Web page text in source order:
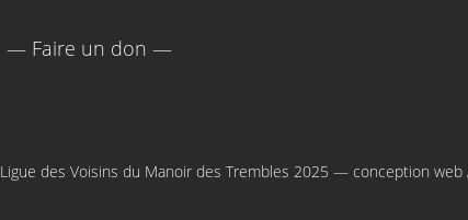
— Faire un don —
Ligue des Voisins du Manoir des Trembles 2025 — conception web